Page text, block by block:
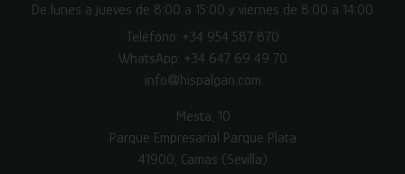
De lunes a jueves de 8:00 a 15:00 y viernes de 8:00 a 14:00
Teléfono: +34 954 587 870
WhatsApp: +34 647 69 49 70
info@hispalgan.com
Mesta, 10
Parque Empresarial Parque Plata
41900, Camas (Sevilla)